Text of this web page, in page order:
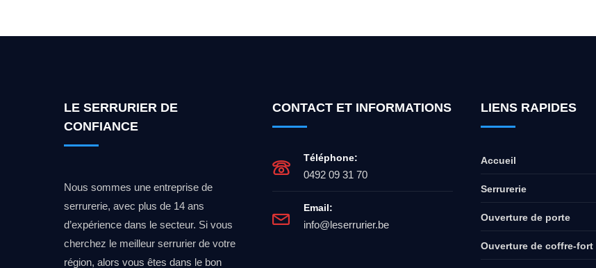
LE SERRURIER DE
CONFIANCE
Nous sommes une entreprise de
serrurerie, avec plus de 14 ans
d’expérience dans le secteur. Si vous
cherchez le meilleur serrurier de votre
région, alors vous êtes dans le bon
CONTACT ET INFORMATIONS
Téléphone:
0492 09 31 70
Email:
info@leserrurier.be
LIENS RAPIDES
Accueil
Serrurerie
Ouverture de porte
Ouverture de coffre-fort